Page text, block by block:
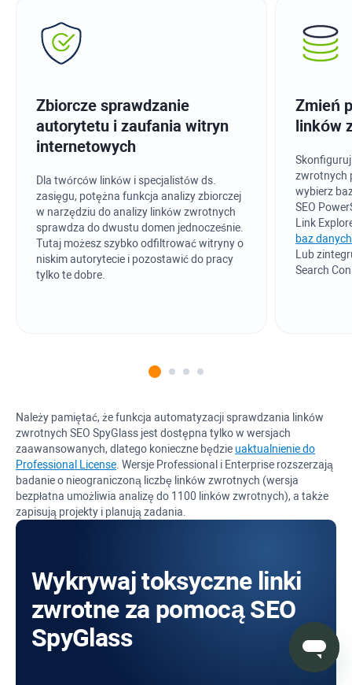
Zbiorcze sprawdzanie
autorytetu i zaufania witryn
internetowych
Dla twórców linków i specjalistów ds.
zasięgu, potężna funkcja analizy zbiorczej
w narzędziu do analizy linków zwrotnych
sprawdza do dwustu domen jednocześnie.
Tutaj możesz szybko odfiltrować witryny o
niskim autorytecie i pozostawić do pracy
tylko te dobre.
Zmień
linków
zwrotnych
wybierz
SEO
Link
baz danych
Lub
Search
Należy pamiętać, że funkcja automatyzacji sprawdzania linków
zwrotnych SEO SpyGlass jest dostępna tylko w wersjach
zaawansowanych, dlatego konieczne będzie uaktualnienie do
Professional License . Wersje Professional i Enterprise rozszerzają
badanie o nieograniczoną liczbę linków zwrotnych (wersja
bezpłatna umożliwia analizę do 1100 linków zwrotnych), a także
zapisują projekty i planują zadania.
Wykrywaj toksyczne linki
zwrotne za pomocą SEO
SpyGlass